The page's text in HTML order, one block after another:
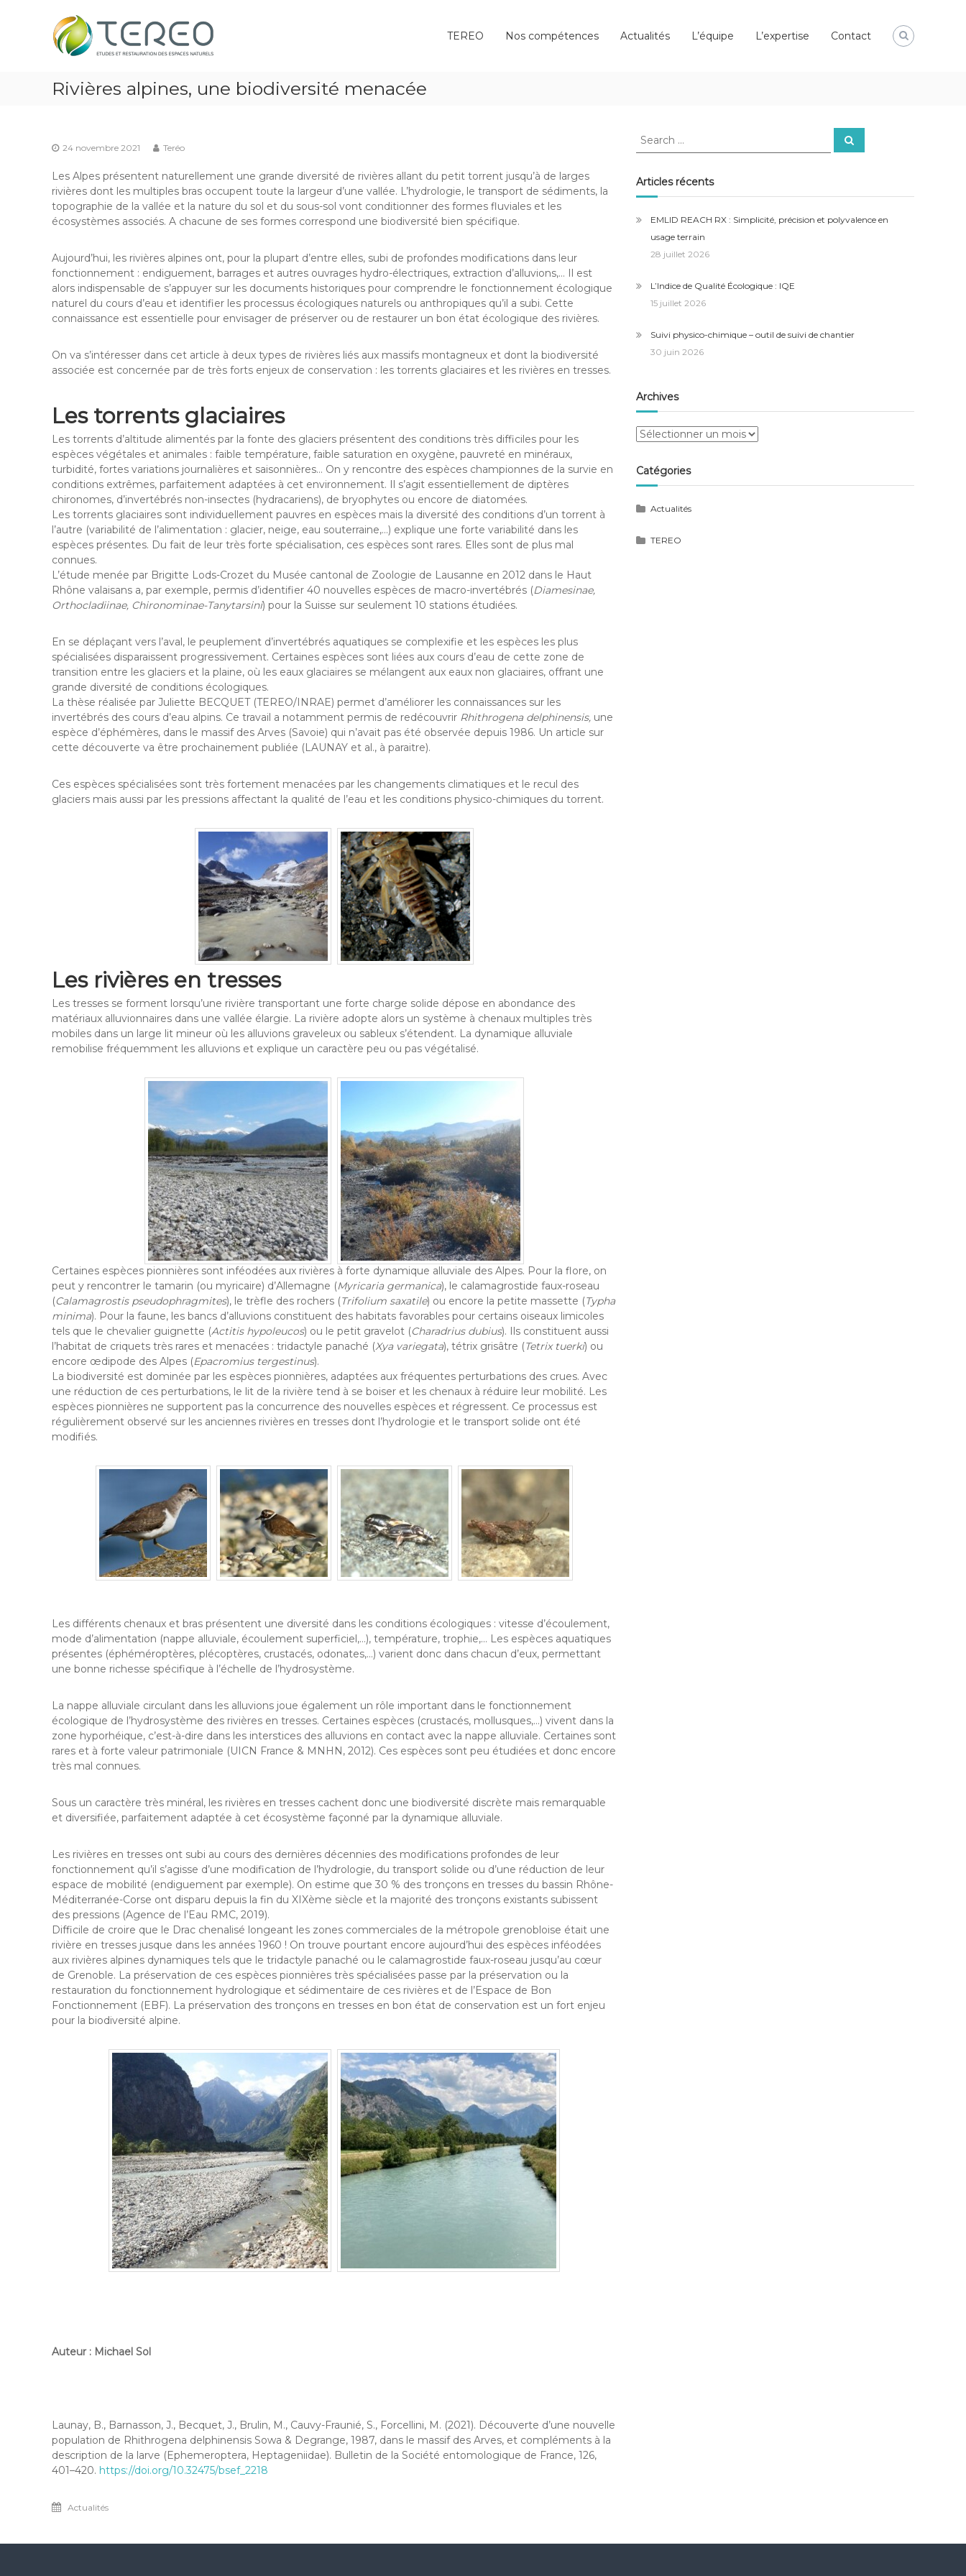
TEREO
étude
et
espaces
TEREO Nos compétences Actualités L’équipe L’expertise Contact
Rivières alpines, une biodiversité menacée
24 novembre 2021 Teréo
Les Alpes présentent naturellement une grande diversité de rivières allant du petit torrent jusqu’à de larges
rivières dont les multiples bras occupent toute la largeur d’une vallée. L’hydrologie, le transport de sédiments, la
topographie de la vallée et la nature du sol et du sous-sol vont conditionner des formes fluviales et les
écosystèmes associés. A chacune de ses formes correspond une biodiversité bien spécifique.
Aujourd’hui, les rivières alpines ont, pour la plupart d’entre elles, subi de profondes modifications dans leur
fonctionnement : endiguement, barrages et autres ouvrages hydro-électriques, extraction d’alluvions,… Il est
alors indispensable de s’appuyer sur les documents historiques pour comprendre le fonctionnement écologique
naturel du cours d’eau et identifier les processus écologiques naturels ou anthropiques qu’il a subi. Cette
connaissance est essentielle pour envisager de préserver ou de restaurer un bon état écologique des rivières.
On va s’intéresser dans cet article à deux types de rivières liés aux massifs montagneux et dont la biodiversité
associée est concernée par de très forts enjeux de conservation : les torrents glaciaires et les rivières en tresses.
Les torrents glaciaires
Les torrents d’altitude alimentés par la fonte des glaciers présentent des conditions très difficiles pour les
espèces végétales et animales : faible température, faible saturation en oxygène, pauvreté en minéraux,
turbidité, fortes variations journalières et saisonnières… On y rencontre des espèces championnes de la survie en
conditions extrêmes, parfaitement adaptées à cet environnement. Il s’agit essentiellement de diptères
chironomes, d’invertébrés non-insectes (hydracariens), de bryophytes ou encore de diatomées.
Les torrents glaciaires sont individuellement pauvres en espèces mais la diversité des conditions d’un torrent à
l’autre (variabilité de l’alimentation : glacier, neige, eau souterraine,…) explique une forte variabilité dans les
espèces présentes. Du fait de leur très forte spécialisation, ces espèces sont rares. Elles sont de plus mal
connues.
L’étude menée par Brigitte Lods-Crozet du Musée cantonal de Zoologie de Lausanne en 2012 dans le Haut
Rhône valaisans a, par exemple, permis d’identifier 40 nouvelles espèces de macro-invertébrés (Diamesinae,
Orthocladiinae, Chironominae-Tanytarsini) pour la Suisse sur seulement 10 stations étudiées.
En se déplaçant vers l’aval, le peuplement d’invertébrés aquatiques se complexifie et les espèces les plus
spécialisées disparaissent progressivement. Certaines espèces sont liées aux cours d’eau de cette zone de
transition entre les glaciers et la plaine, où les eaux glaciaires se mélangent aux eaux non glaciaires, offrant une
grande diversité de conditions écologiques.
La thèse réalisée par Juliette BECQUET (TEREO/INRAE) permet d’améliorer les connaissances sur les
invertébrés des cours d’eau alpins. Ce travail a notamment permis de redécouvrir Rhithrogena delphinensis, une
espèce d’éphémères, dans le massif des Arves (Savoie) qui n’avait pas été observée depuis 1986. Un article sur
cette découverte va être prochainement publiée (LAUNAY et al., à paraitre).
Ces espèces spécialisées sont très fortement menacées par les changements climatiques et le recul des
glaciers mais aussi par les pressions affectant la qualité de l’eau et les conditions physico-chimiques du torrent.
Les rivières en tresses
Les tresses se forment lorsqu’une rivière transportant une forte charge solide dépose en abondance des
matériaux alluvionnaires dans une vallée élargie. La rivière adopte alors un système à chenaux multiples très
mobiles dans un large lit mineur où les alluvions graveleux ou sableux s’étendent. La dynamique alluviale
remobilise fréquemment les alluvions et explique un caractère peu ou pas végétalisé.
Certaines espèces pionnières sont inféodées aux rivières à forte dynamique alluviale des Alpes. Pour la flore, on
peut y rencontrer le tamarin (ou myricaire) d’Allemagne (Myricaria germanica), le calamagrostide faux-roseau
(Calamagrostis pseudophragmites), le trèfle des rochers (Trifolium saxatile) ou encore la petite massette (Typha
minima). Pour la faune, les bancs d’alluvions constituent des habitats favorables pour certains oiseaux limicoles
tels que le chevalier guignette (Actitis hypoleucos) ou le petit gravelot (Charadrius dubius). Ils constituent aussi
l’habitat de criquets très rares et menacées : tridactyle panaché (Xya variegata), tétrix grisâtre (Tetrix tuerki) ou
encore œdipode des Alpes (Epacromius tergestinus).
La biodiversité est dominée par les espèces pionnières, adaptées aux fréquentes perturbations des crues. Avec
une réduction de ces perturbations, le lit de la rivière tend à se boiser et les chenaux à réduire leur mobilité. Les
espèces pionnières ne supportent pas la concurrence des nouvelles espèces et régressent. Ce processus est
régulièrement observé sur les anciennes rivières en tresses dont l’hydrologie et le transport solide ont été
modifiés.
Les différents chenaux et bras présentent une diversité dans les conditions écologiques : vitesse d’écoulement,
mode d’alimentation (nappe alluviale, écoulement superficiel,…), température, trophie,… Les espèces aquatiques
présentes (éphéméroptères, plécoptères, crustacés, odonates,…) varient donc dans chacun d’eux, permettant
une bonne richesse spécifique à l’échelle de l’hydrosystème.
La nappe alluviale circulant dans les alluvions joue également un rôle important dans le fonctionnement
écologique de l’hydrosystème des rivières en tresses. Certaines espèces (crustacés, mollusques,…) vivent dans la
zone hyporhéique, c’est-à-dire dans les interstices des alluvions en contact avec la nappe alluviale. Certaines sont
rares et à forte valeur patrimoniale (UICN France & MNHN, 2012). Ces espèces sont peu étudiées et donc encore
très mal connues.
Sous un caractère très minéral, les rivières en tresses cachent donc une biodiversité discrète mais remarquable
et diversifiée, parfaitement adaptée à cet écosystème façonné par la dynamique alluviale.
Les rivières en tresses ont subi au cours des dernières décennies des modifications profondes de leur
fonctionnement qu’il s’agisse d’une modification de l’hydrologie, du transport solide ou d’une réduction de leur
espace de mobilité (endiguement par exemple). On estime que 30 % des tronçons en tresses du bassin Rhône-
Méditerranée-Corse ont disparu depuis la fin du XIXème siècle et la majorité des tronçons existants subissent
des pressions (Agence de l’Eau RMC, 2019).
Difficile de croire que le Drac chenalisé longeant les zones commerciales de la métropole grenobloise était une
rivière en tresses jusque dans les années 1960 ! On trouve pourtant encore aujourd’hui des espèces inféodées
aux rivières alpines dynamiques tels que le tridactyle panaché ou le calamagrostide faux-roseau jusqu’au cœur
de Grenoble. La préservation de ces espèces pionnières très spécialisées passe par la préservation ou la
restauration du fonctionnement hydrologique et sédimentaire de ces rivières et de l’Espace de Bon
Fonctionnement (EBF). La préservation des tronçons en tresses en bon état de conservation est un fort enjeu
pour la biodiversité alpine.
Auteur : Michael Sol
Launay, B., Barnasson, J., Becquet, J., Brulin, M., Cauvy-Fraunié, S., Forcellini, M. (2021). Découverte d’une nouvelle
population de Rhithrogena delphinensis Sowa & Degrange, 1987, dans le massif des Arves, et compléments à la
description de la larve (Ephemeroptera, Heptageniidae). Bulletin de la Société entomologique de France, 126,
401–420. https://doi.org/10.32475/bsef_2218
Actualités
Search
Search
Articles récents
EMLID REACH RX : Simplicité, précision et polyvalence en
usage terrain
28 juillet 2026
L’Indice de Qualité Écologique : IQE
15 juillet 2026
Suivi physico-chimique – outil de suivi de chantier
30 juin 2026
Archives
Archives
Catégories
Actualités
TEREO